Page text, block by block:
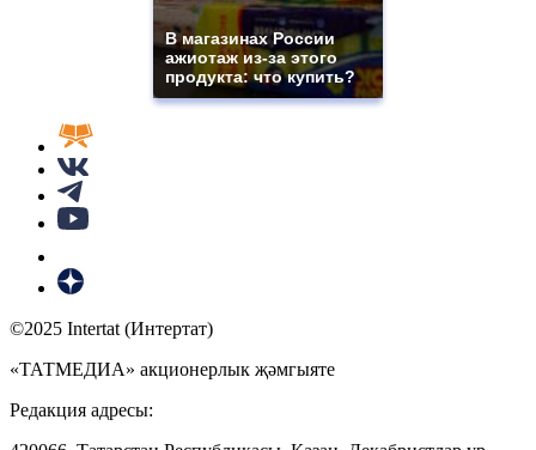
В магазинах России
ажиотаж из-за этого
продукта: что купить?
©2025 Intertat (Интертат)
«ТАТМЕДИА» акционерлык җәмгыяте
Редакция адресы: